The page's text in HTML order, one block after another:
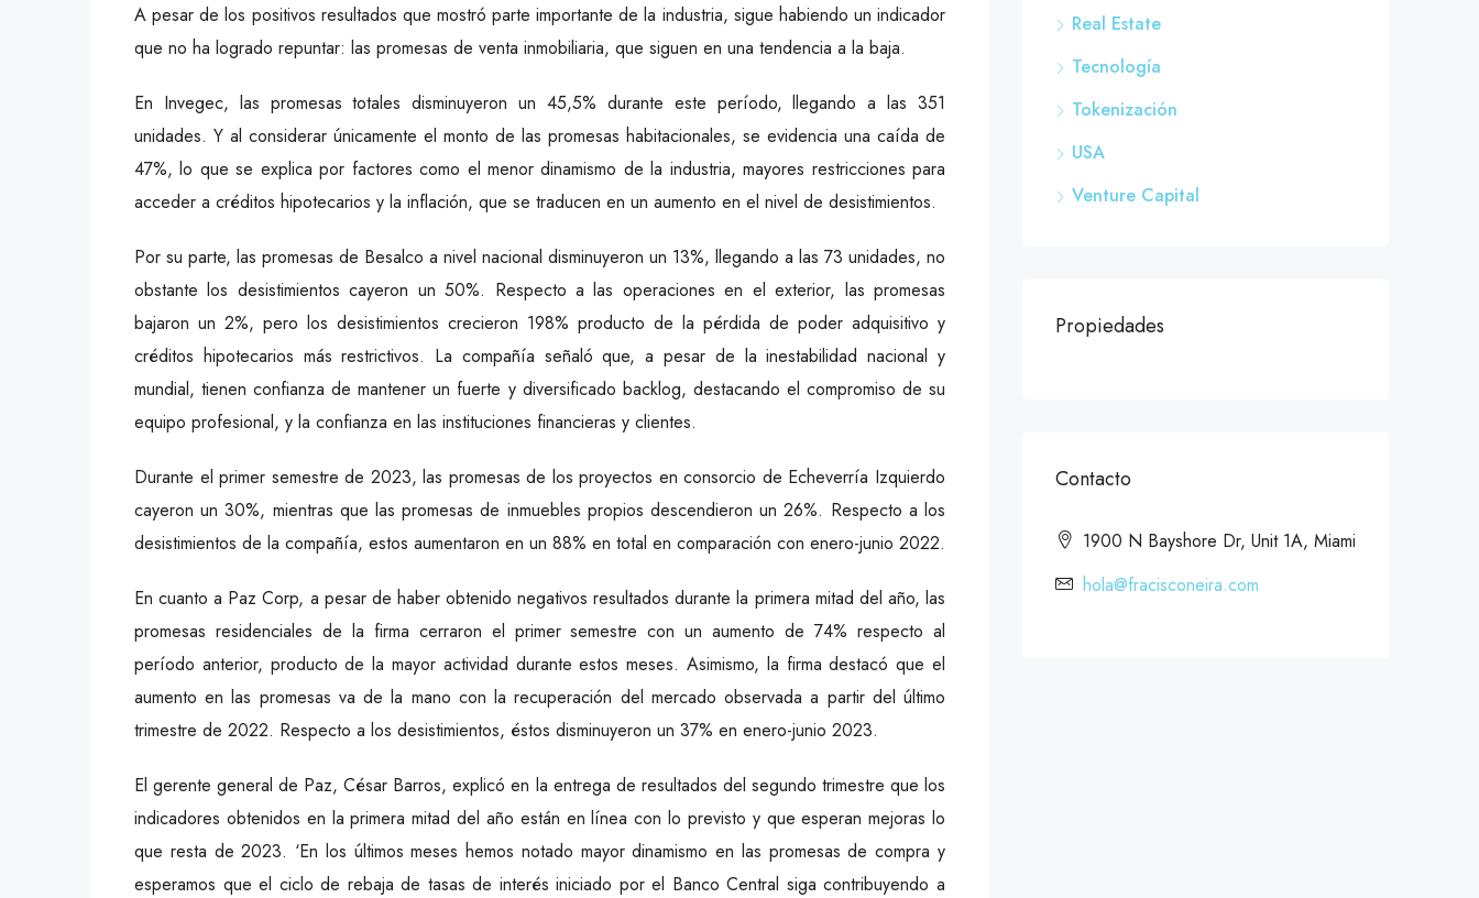
A pesar de los positivos resultados que mostró parte importante de la industria, sigue habiendo un indicador
que no ha logrado repuntar: las promesas de venta inmobiliaria, que siguen en una tendencia a la baja.
En Invegec, las promesas totales disminuyeron un 45,5% durante este período, llegando a las 351
unidades. Y al considerar únicamente el monto de las promesas habitacionales, se evidencia una caída de
47%, lo que se explica por factores como el menor dinamismo de la industria, mayores restricciones para
acceder a créditos hipotecarios y la inflación, que se traducen en un aumento en el nivel de desistimientos.
Por su parte, las promesas de Besalco a nivel nacional disminuyeron un 13%, llegando a las 73 unidades, no
obstante los desistimientos cayeron un 50%. Respecto a las operaciones en el exterior, las promesas
bajaron un 2%, pero los desistimientos crecieron 198% producto de la pérdida de poder adquisitivo y
créditos hipotecarios más restrictivos. La compañía señaló que, a pesar de la inestabilidad nacional y
mundial, tienen confianza de mantener un fuerte y diversificado backlog, destacando el compromiso de su
equipo profesional, y la confianza en las instituciones financieras y clientes.
Durante el primer semestre de 2023, las promesas de los proyectos en consorcio de Echeverría Izquierdo
cayeron un 30%, mientras que las promesas de inmuebles propios descendieron un 26%. Respecto a los
desistimientos de la compañía, estos aumentaron en un 88% en total en comparación con enero-junio 2022.
En cuanto a Paz Corp, a pesar de haber obtenido negativos resultados durante la primera mitad del año, las
promesas residenciales de la firma cerraron el primer semestre con un aumento de 74% respecto al
período anterior, producto de la mayor actividad durante estos meses. Asimismo, la firma destacó que el
aumento en las promesas va de la mano con la recuperación del mercado observada a partir del último
trimestre de 2022. Respecto a los desistimientos, éstos disminuyeron un 37% en enero-junio 2023.
El gerente general de Paz, César Barros, explicó en la entrega de resultados del segundo trimestre que los
indicadores obtenidos en la primera mitad del año están en línea con lo previsto y que esperan mejoras lo
que resta de 2023. ‘En los últimos meses hemos notado mayor dinamismo en las promesas de compra y
esperamos que el ciclo de rebaja de tasas de interés iniciado por el Banco Central siga contribuyendo a
Real Estate
Tecnología
Tokenización
USA
Venture Capital
Propiedades
Contacto
1900 N Bayshore Dr, Unit 1A, Miami
hola@fracisconeira.com